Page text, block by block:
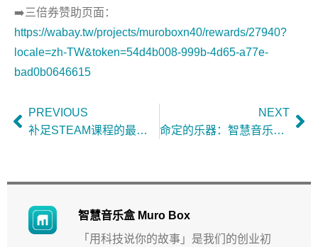
➡️三倍券赞助页面：
https://wabay.tw/projects/muroboxn40/rewards/27940?
locale=zh-TW&token=54d4b008-999b-4d65-a77e-
bad0b0646615
PREVIOUS
补足STEAM课程的最后一块拼图 : Muro Box（中国台湾）
NEXT
命定的乐器：智慧音乐盒Muro Box-N20 我用它的App编曲了上百首歌！( 中国台湾）
智慧音乐盒 Muro Box
「用科技说你的故事」是我们的创业初